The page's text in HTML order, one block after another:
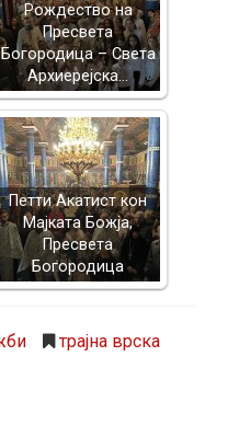
Рождество на
Пресвета
Богородица – Света
Архиерејска…
Петти Акатист кон
Мајката Божја,
Пресвета
Богородица
трајна врска